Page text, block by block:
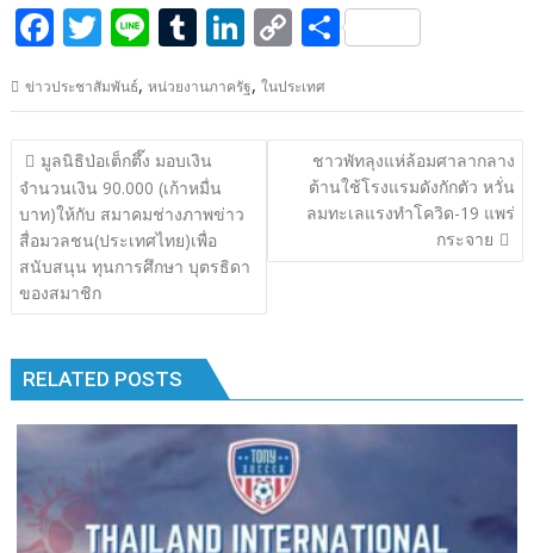
F
e
b
o
o
k
T
itt
er
Li
e
T
m
bl
r
Li
n
k
e
C
p
y
Li
n
k
S
ar
e
ข่าวประชาสัมพันธ์,หน่วยงานภาครัฐ,ในประเทศ
แนะแนว
เรื่อง
มูลนิธิป่อเต็กตึ๊ง มอบเงิน
จำนวนเงิน 90.000 (เก้าหมื่น
บาท)ให้กับ สมาคมช่างภาพข่าว
สื่อมวลชน(ประเทศไทย)เพื่อ
สนับสนุน ทุนการศึกษา บุตรธิดา
ของสมาชิก
ชาวพัทลุงแห่ล้อมศาลากลาง
ต้านใช้โรงแรมดังกักตัว หวั่น
ลมทะเลแรงทำโควิด-19 แพร่
กระจาย
RELATED POSTS